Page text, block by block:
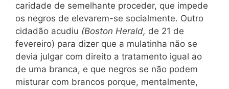
caridade de semelhante proceder, que impede
os negros de elevarem-se socialmente. Outro
cidadão acudiu (Boston Herald, de 21 de
fevereiro) para dizer que a mulatinha não se
devia julgar com direito a tratamento igual ao
de uma branca, e que negros se não podem
misturar com brancos porque, mentalmente,